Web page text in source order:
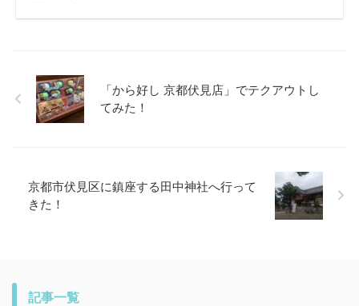
「から好し 京都伏見店」でテクアウトし
てみた！
京都市伏見区に鎮座する田中神社へ行って
きた！
記事一覧